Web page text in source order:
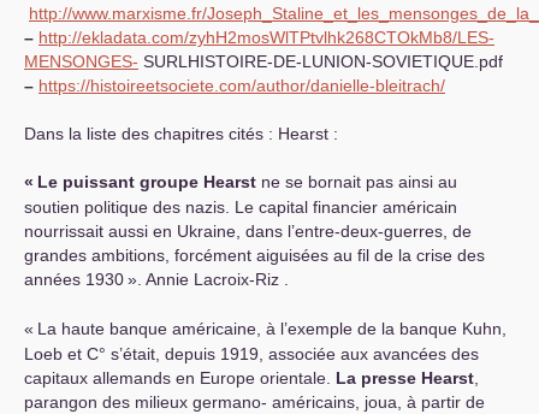
http://www.marxisme.fr/
– http://ekladata.com/zyhH2mosWlTPtvlhk268CTOkMb8/LES-
MENSONGES- SURLHISTOIRE-DE-LUNION-SOVIETIQUE .pdf
– https://histoireetsociete.com/author/danielle-bleitrach/
Dans la liste des chapitres cités : Hearst :
« Le puissant groupe Hearst ne se bornait pas ainsi au
soutien politique des nazis. Le capital financier américain
nourrissait aussi en Ukraine, dans l’entre-deux-guerres, de
grandes ambitions, forcément aiguisées au fil de la crise des
années 1930». Annie Lacroix-Riz .
« La haute banque américaine, à l’exemple de la banque Kuhn,
Loeb et C° s’était, depuis 1919, associée aux avancées des
capitaux allemands en Europe orientale. La presse Hearst
parangon des milieux germano- américains, joua, à partir de